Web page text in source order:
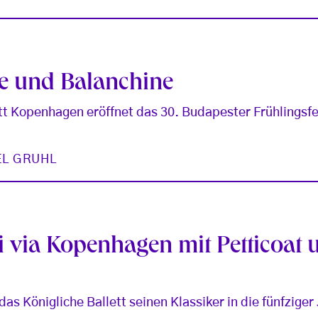
und Balanchine
Kopenhagen eröffnet das 30. Budapester
GRUHL
via Kopenhagen mit Petticoat
Königliche Ballett seinen Klassiker in die fünfziger